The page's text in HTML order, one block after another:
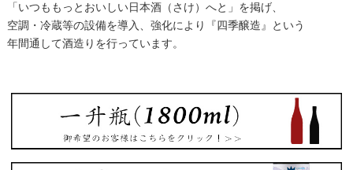
「いつももっとおいしい日本酒（さけ）へと」を掲げ、
空調・冷蔵等の設備を導入、強化により『四季醸造』という
年間通して酒造りを行っています。